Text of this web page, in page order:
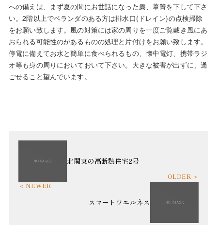
への備えは、まず夏の間にお世話になった簾、葦簀を下して下さ
い。2階以上でベランダのある方は排水口(ドレイン)の点検掃除
をお願い致します。風の対策には家の周りを一度ご覧戴き風にあ
おられる可能性のがあるものの処理と片付けをお願い致します。
停電に備えてお水と簡単に食べられるもの、懐中電灯、携帯ラジ
オ等も身の周りにおいておいて下さい。大きな被害が出ずに、過
ごせること望んでいます。
北関東の高断熱住宅2号
スマートウエルネス